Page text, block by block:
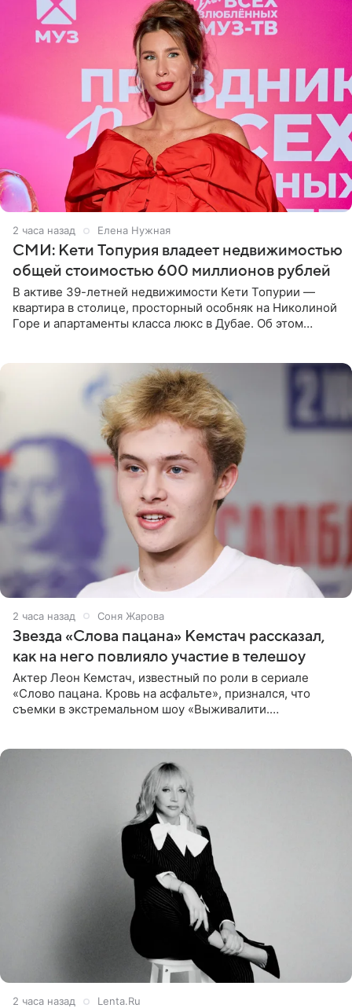
2 часа назад Елена Нужная
СМИ: Кети Топурия владеет недвижимостью
общей стоимостью 600 миллионов рублей
В активе 39-летней недвижимости Кети Топурии —
квартира в столице, просторный особняк на Николиной
Горе и апартаменты класса люкс в Дубае. Об этом
2 часа назад Соня Жарова
Звезда «Слова пацана» Кемстач рассказал,
как на него повлияло участие в телешоу
Актер Леон Кемстач, известный по роли в сериале
«Слово пацана. Кровь на асфальте», признался, что
съемки в экстремальном шоу «Выживалити.
2 часа назад Lenta.Ru